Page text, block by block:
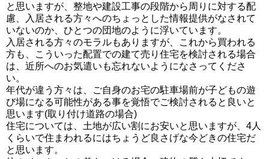
と思いますが、整地や建設工事の段階から周りに対する配
慮、入居される方々へのちょっとした情報提供がなされて
いないのか、ひとつの団地のように浮いています。
入居される方々のモラルもありますが、これから買われる
方も、こういった配置での建て売り住宅を検討される場合
は、近所へのお気遣いも忘れないようになさってくださ
い。
年代が違う方々は、ご自身のお宅の駐車場前が子どもの遊
び場になる可能性がある事を覚悟でご検討されると良いと
思います(取り付け道路の場合)
住宅については、土地が広い割にお安いと思いますが、4人
くらいで住まわれるにはちょうど良さげな今どきの住宅だ
と思います。